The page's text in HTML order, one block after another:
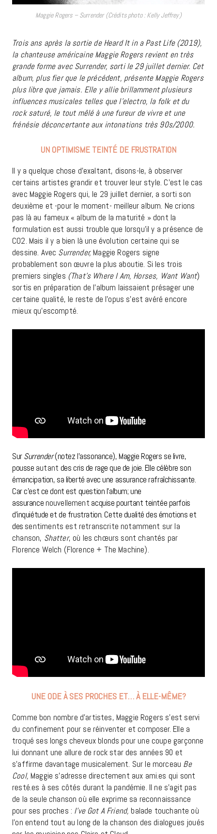
Maggie Rogers – Surrender (Crédits photo : Kelly Jeffrey)
Trois ans après la sortie de Heard It in a Past Life (2019),
la chanteuse américaine Maggie Rogers revient en très
grande forme avec Surrender, sorti le 29 juillet dernier. Cet
album, plus fier que le précédent, présente Maggie Rogers
plus libre que jamais. Elle y allie brillamment plusieurs
influences musicales telles que l’electro, la folk et du
rock saturé, le tout mêlé à une fureur de vivre et une
frénésie déconcertante aux intonations très 90s/2000.
UN OPTIMISME TEINTÉ DE FRUSTRATION
Il y a quelque chose d’exaltant, disons-le, à observer
certains artistes grandir et trouver leur style. C’est le cas
avec Maggie Rogers qui, le 29 juillet dernier, a sorti son
deuxième et -pour le moment- meilleur album. Ne crions
pas là au fameux « album de la maturité » dont la
formulation est aussi trouble que lorsqu’il y a présence de
CO2. Mais il y a bien là une évolution certaine qui se
dessine. Avec Surrender, Maggie Rogers signe
probablement son œuvre la plus aboutie. Si les trois
premiers singles (That’s Where I Am, Horses, Want Want)
sortis en préparation de l’album laissaient présager une
certaine qualité, le reste de l’opus s’est avéré encore
mieux qu’escompté.
SurSurrender(notez l’assonance), Maggie Rogers se livre,
pousse autant des cris de rage que de joie. Elle célèbre son
émancipation, sa liberté avec une assurance rafraîchissante.
Car c’est ce dont est question l’album; une
assurance nouvellement acquise pourtant teintée parfois
d’inquiétude et de frustration. Cette dualité des émotions et
des sentiments est retranscrite notamment sur la
chanson, Shatter, où les chœurs sont chantés par
Florence Welch (Florence + The Machine).
UNE ODE À SES PROCHES ET… À ELLE-MÊME?
Comme bon nombre d’artistes, Maggie Rogers s’est servi
du confinement pour se réinventer et composer. Elle a
troqué ses longs cheveux blonds pour une coupe garçonne
lui donnant une allure de rock star des années 90 et
s’affirme davantage musicalement. Sur le morceau Be
Cool, Maggie s’adresse directement aux ami.es qui sont
resté.es à ses côtés durant la pandémie. Il ne s’agit pas
de la seule chanson où elle exprime sa reconnaissance
pour ses proches : I’ve Got A Friend, balade touchante où
l’on entend tout au long de la chanson des dialogues joués